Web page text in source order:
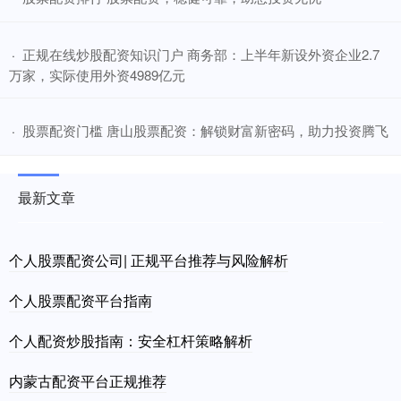
· ​正规在线炒股配资知识门户 商务部：上半年新设外资企业2.7
万家，实际使用外资4989亿元
· ​股票配资门槛 唐山股票配资：解锁财富新密码，助力投资腾飞
最新文章
个人股票配资公司| 正规平台推荐与风险解析
个人股票配资平台指南
个人配资炒股指南：安全杠杆策略解析
内蒙古配资平台正规推荐